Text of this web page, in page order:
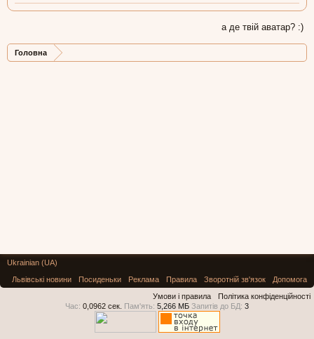
а де твій аватар? :)
Головна
Ukrainian (UA)
Львівські новини
Посиденьки Реклама Правила Зворотній зв'язок
Допомога
Умови і правила
Політика конфіденційності
Час: 0,0962 сек. Пам'ять: 5,266 МБ Запитів до БД: 3